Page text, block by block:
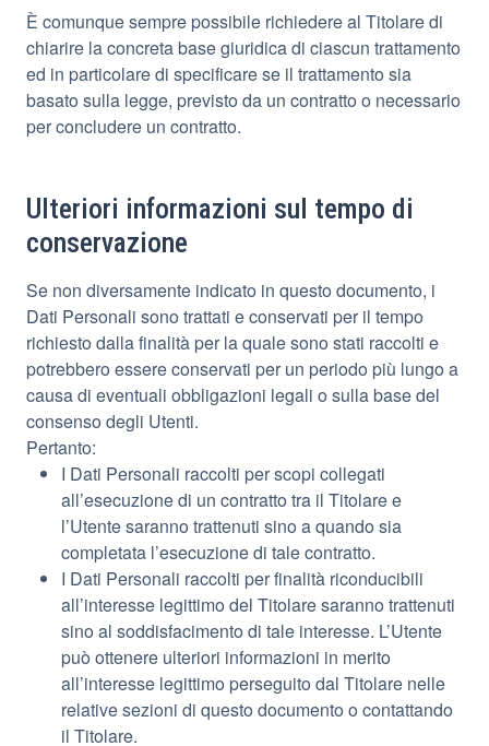
È comunque sempre possibile richiedere al Titolare di
chiarire la concreta base giuridica di ciascun trattamento
ed in particolare di specificare se il trattamento sia
basato sulla legge, previsto da un contratto o necessario
per concludere un contratto.
Ulteriori informazioni sul tempo di
conservazione
Se non diversamente indicato in questo documento, i
Dati Personali sono trattati e conservati per il tempo
richiesto dalla finalità per la quale sono stati raccolti e
potrebbero essere conservati per un periodo più lungo a
causa di eventuali obbligazioni legali o sulla base del
consenso degli Utenti.
Pertanto:
I Dati Personali raccolti per scopi collegati
all’esecuzione di un contratto tra il Titolare e
l’Utente saranno trattenuti sino a quando sia
completata l’esecuzione di tale contratto.
I Dati Personali raccolti per finalità riconducibili
all’interesse legittimo del Titolare saranno trattenuti
sino al soddisfacimento di tale interesse. L’Utente
può ottenere ulteriori informazioni in merito
all’interesse legittimo perseguito dal Titolare nelle
relative sezioni di questo documento o contattando
il Titolare.